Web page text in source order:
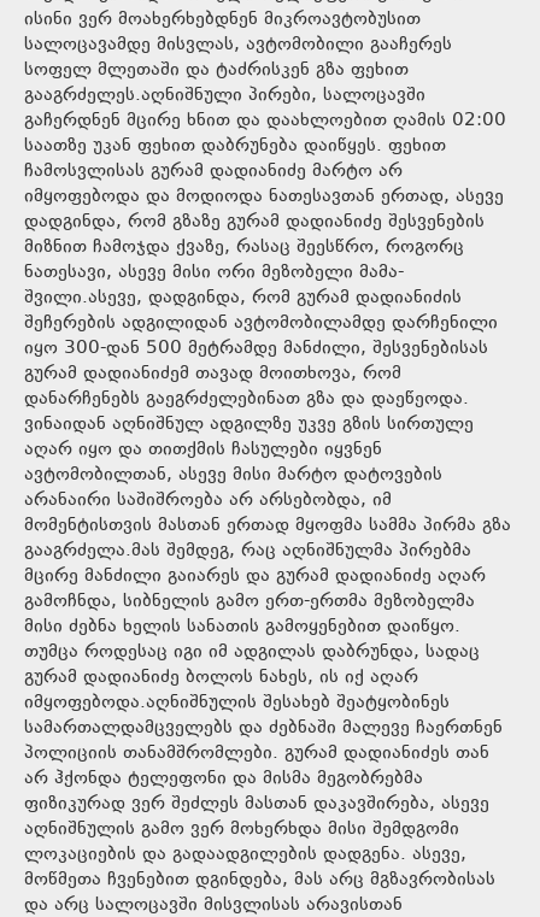
ისინი ვერ მოახერხებდნენ მიკროავტობუსით
სალოცავამდე მისვლას, ავტომობილი გააჩერეს
სოფელ მლეთაში და ტაძრისკენ გზა ფეხით
გააგრძელეს.აღნიშნული პირები, სალოცავში
გაჩერდნენ მცირე ხნით და დაახლოებით ღამის 02:00
საათზე უკან ფეხით დაბრუნება დაიწყეს. ფეხით
ჩამოსვლისას გურამ დადიანიძე მარტო არ
იმყოფებოდა და მოდიოდა ნათესავთან ერთად, ასევე
დადგინდა, რომ გზაზე გურამ დადიანიძე შესვენების
მიზნით ჩამოჯდა ქვაზე, რასაც შეესწრო, როგორც
ნათესავი, ასევე მისი ორი მეზობელი მამა-
შვილი.ასევე, დადგინდა, რომ გურამ დადიანიძის
შეჩერების ადგილიდან ავტომობილამდე დარჩენილი
იყო 300-დან 500 მეტრამდე მანძილი, შესვენებისას
გურამ დადიანიძემ თავად მოითხოვა, რომ
დანარჩენებს გაეგრძელებინათ გზა და დაეწეოდა.
ვინაიდან აღნიშნულ ადგილზე უკვე გზის სირთულე
აღარ იყო და თითქმის ჩასულები იყვნენ
ავტომობილთან, ასევე მისი მარტო დატოვების
არანაირი საშიშროება არ არსებობდა, იმ
მომენტისთვის მასთან ერთად მყოფმა სამმა პირმა გზა
გააგრძელა.მას შემდეგ, რაც აღნიშნულმა პირებმა
მცირე მანძილი გაიარეს და გურამ დადიანიძე აღარ
გამოჩნდა, სიბნელის გამო ერთ-ერთმა მეზობელმა
მისი ძებნა ხელის სანათის გამოყენებით დაიწყო.
თუმცა როდესაც იგი იმ ადგილას დაბრუნდა, სადაც
გურამ დადიანიძე ბოლოს ნახეს, ის იქ აღარ
იმყოფებოდა.აღნიშნულის შესახებ შეატყობინეს
სამართალდამცველებს და ძებნაში მალევე ჩაერთნენ
პოლიციის თანამშრომლები. გურამ დადიანიძეს თან
არ ჰქონდა ტელეფონი და მისმა მეგობრებმა
ფიზიკურად ვერ შეძლეს მასთან დაკავშირება, ასევე
აღნიშნულის გამო ვერ მოხერხდა მისი შემდგომი
ლოკაციების და გადაადგილების დადგენა. ასევე,
მოწმეთა ჩვენებით დგინდება, მას არც მგზავრობისას
და არც სალოცავში მისვლისას არავისთან